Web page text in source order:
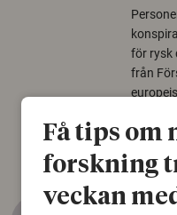
för rysk
från
Få tips om
forskning
veckan